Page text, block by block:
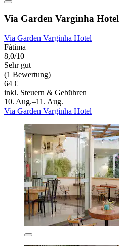
Via Garden Varginha Hotel
Via Garden Varginha Hotel
Fátima
8,0/10
Sehr gut
(1 Bewertung)
64 €
inkl. Steuern & Gebühren
10. Aug.–11. Aug.
Via Garden Varginha Hotel